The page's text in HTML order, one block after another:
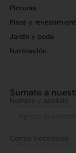
Pinturas
Pisos y
Jardín y poda
Iluminación
Sumate a
Nombre y apellido
Correo electrónico